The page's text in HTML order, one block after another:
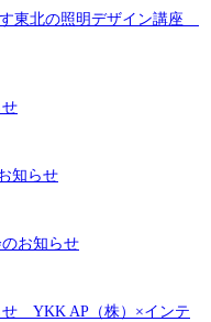
す東北の照明デザイン講座
知らせ
お知らせ
せ YKK AP（株）×インテ